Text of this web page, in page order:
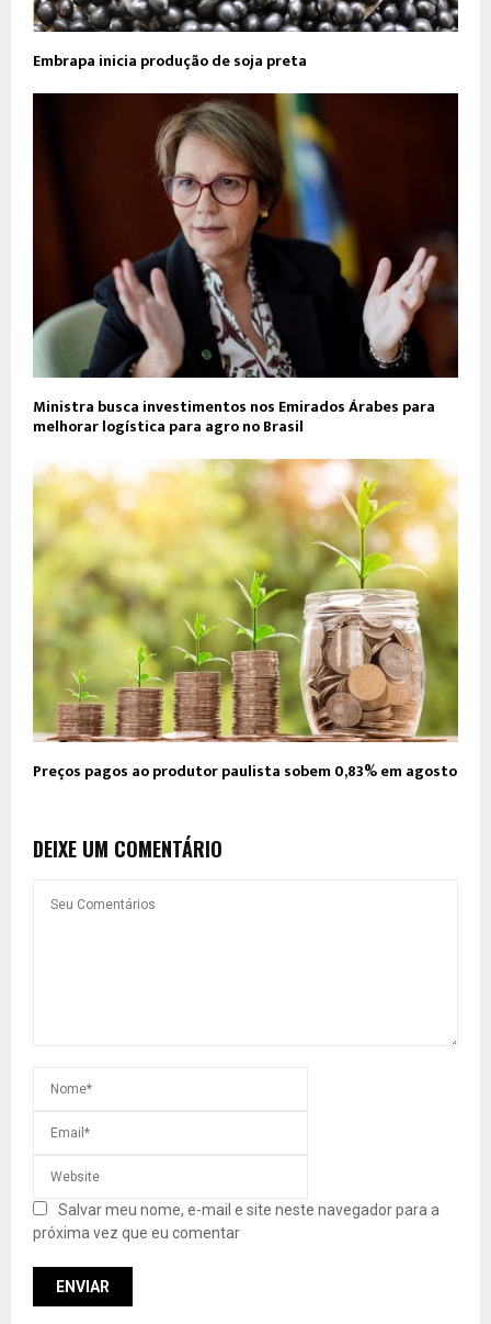
Embrapa inicia produção de soja preta
Ministra busca investimentos nos Emirados Árabes para
melhorar logística para agro no Brasil
Preços pagos ao produtor paulista sobem 0,83% em agosto
DEIXE UM COMENTÁRIO
Salvar meu nome, e-mail e site neste navegador para a
próxima vez que eu comentar